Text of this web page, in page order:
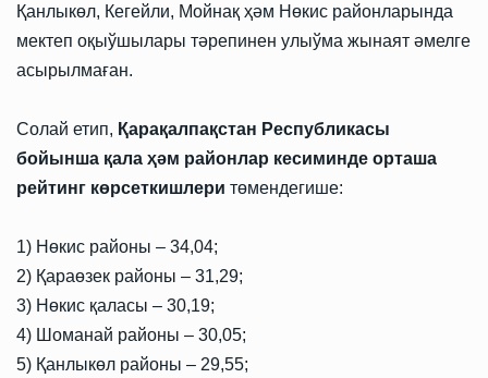
Қанлыкөл, Кегейли, Мойнақ ҳәм Нөкис районларында
мектеп оқыўшылары тәрепинен улыўма жынаят әмелге
асырылмаған.
Солай етип, Қарақалпақстан Республикасы
бойынша қала ҳәм районлар кесиминде орташа
рейтинг көрсеткишлери төмендегише:
1) Нөкис районы – 34,04;
2) Қараөзек районы – 31,29;
3) Нөкис қаласы – 30,19;
4) Шоманай районы – 30,05;
5) Қанлыкөл районы – 29,55;